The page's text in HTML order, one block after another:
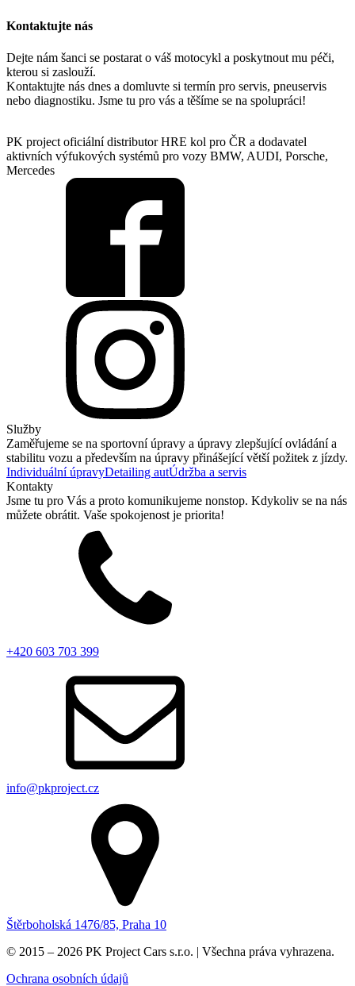
Kontaktujte nás
Dejte nám šanci se postarat o váš motocykl a poskytnout mu péči,
kterou si zaslouží.
Kontaktujte nás dnes a domluvte si termín pro servis, pneuservis
nebo diagnostiku. Jsme tu pro vás a těšíme se na spolupráci!
PK project oficiální distributor HRE kol pro ČR a dodavatel
aktivních výfukových systémů pro vozy BMW, AUDI, Porsche,
Mercedes
Služby
Zaměřujeme se na sportovní úpravy a úpravy zlepšující ovládání a
stabilitu vozu a především na úpravy přinášející větší požitek z jízdy.
Individuální úpravyDetailing autÚdržba a servis
Kontakty
Jsme tu pro Vás a proto komunikujeme nonstop. Kdykoliv se na nás
můžete obrátit. Vaše spokojenost je priorita!
+420 603 703 399
info@pkproject.cz
Štěrboholská 1476/85, Praha 10
© 2015 – 2026 PK Project Cars s.r.o. | Všechna práva vyhrazena.
Ochrana osobních údajů